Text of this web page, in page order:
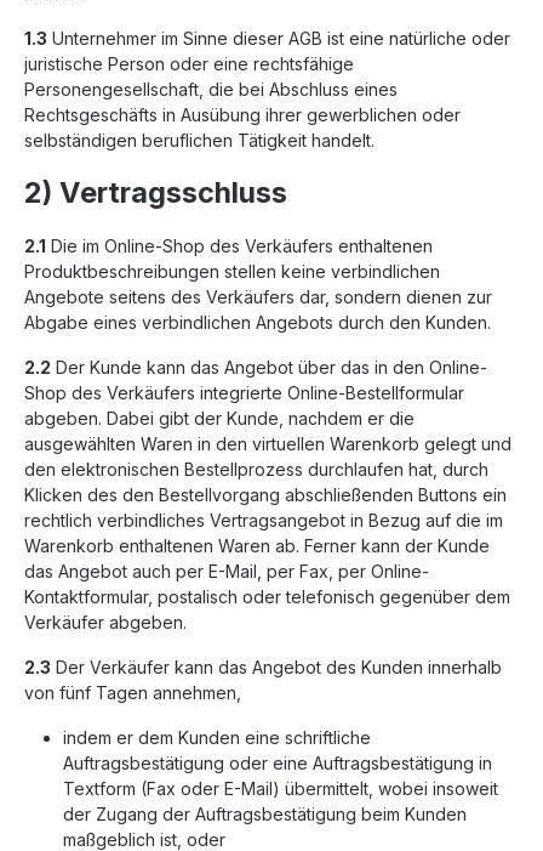
1.3 Unternehmer im Sinne dieser AGB ist eine natürliche oder
juristische Person oder eine rechtsfähige
Personengesellschaft, die bei Abschluss eines
Rechtsgeschäfts in Ausübung ihrer gewerblichen oder
selbständigen beruflichen Tätigkeit handelt.
2) Vertragsschluss
2.1 Die im Online-Shop des Verkäufers enthaltenen
Produktbeschreibungen stellen keine verbindlichen
Angebote seitens des Verkäufers dar, sondern dienen zur
Abgabe eines verbindlichen Angebots durch den Kunden.
2.2 Der Kunde kann das Angebot über das in den Online-
Shop des Verkäufers integrierte Online-Bestellformular
abgeben. Dabei gibt der Kunde, nachdem er die
ausgewählten Waren in den virtuellen Warenkorb gelegt und
den elektronischen Bestellprozess durchlaufen hat, durch
Klicken des den Bestellvorgang abschließenden Buttons ein
rechtlich verbindliches Vertragsangebot in Bezug auf die im
Warenkorb enthaltenen Waren ab. Ferner kann der Kunde
das Angebot auch per E-Mail, per Fax, per Online-
Kontaktformular, postalisch oder telefonisch gegenüber dem
Verkäufer abgeben.
2.3 Der Verkäufer kann das Angebot des Kunden innerhalb
von fünf Tagen annehmen,
indem er dem Kunden eine schriftliche
Auftragsbestätigung oder eine Auftragsbestätigung in
Textform (Fax oder E-Mail) übermittelt, wobei insoweit
der Zugang der Auftragsbestätigung beim Kunden
maßgeblich ist, oder